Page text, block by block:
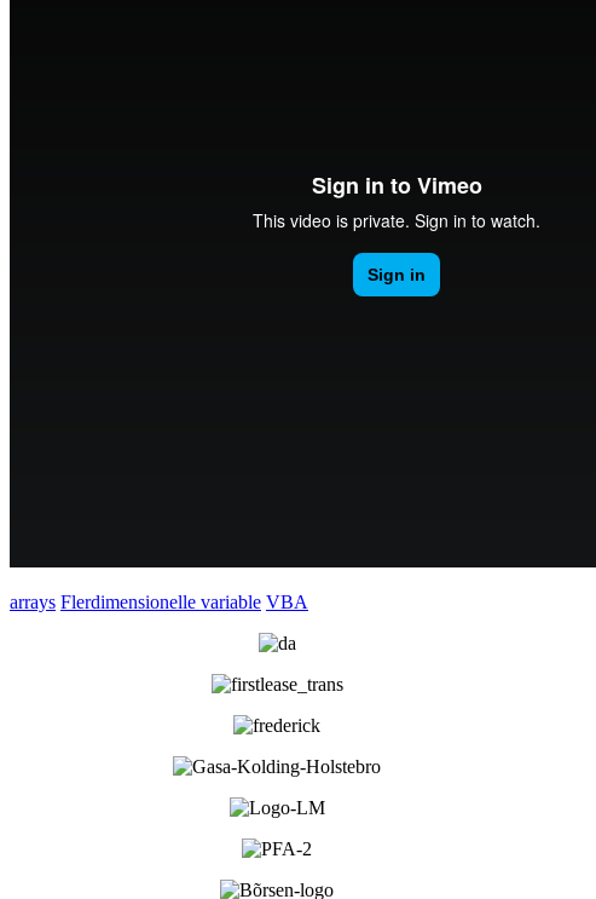
arrays Flerdimensionelle variable VBA